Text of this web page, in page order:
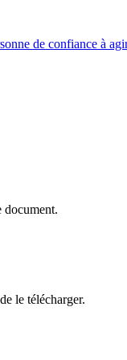
de confiance à
document.
le télécharger.